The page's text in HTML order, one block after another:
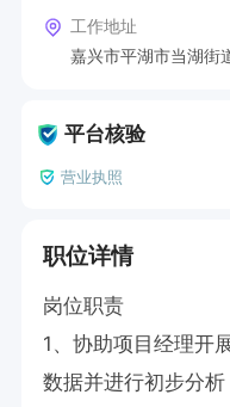
工作地址
嘉兴市平湖市当湖街
平台核验
营业执照
职位详情
岗位职责
1、协助项目经理开
数据并进行初步分析